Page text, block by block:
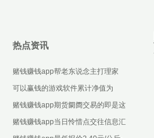
热点资讯
赌钱赚钱app帮老东说念主打理家
务-可以赢钱的游戏软件下载
可以赢钱的游戏软件累计净值为
1.3287元-可以赢钱的游戏软件下载
赌钱赚钱app期货阛阓交易的即是这
些设施化合约-可以赢钱的游戏软件
赌钱赚钱app当日怜惜点交往信息汇